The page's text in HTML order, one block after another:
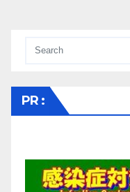
PR :